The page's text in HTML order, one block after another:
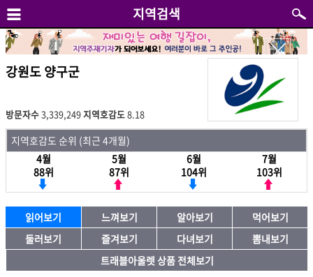
지역검색
강원도 양구군
방문자수 3,339,249지역호감도 8.18
지역호감도 순위 (최근 4개월)
4월
88위
5월
87위
6월
104위
7월
103위
읽어보기 느껴보기 알아보기
먹어보기
둘러보기
즐겨보기 다녀보기
뽐내보기
트래블아울렛 상품 전체보기